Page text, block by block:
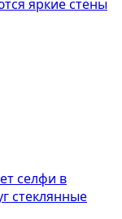
яркие стены